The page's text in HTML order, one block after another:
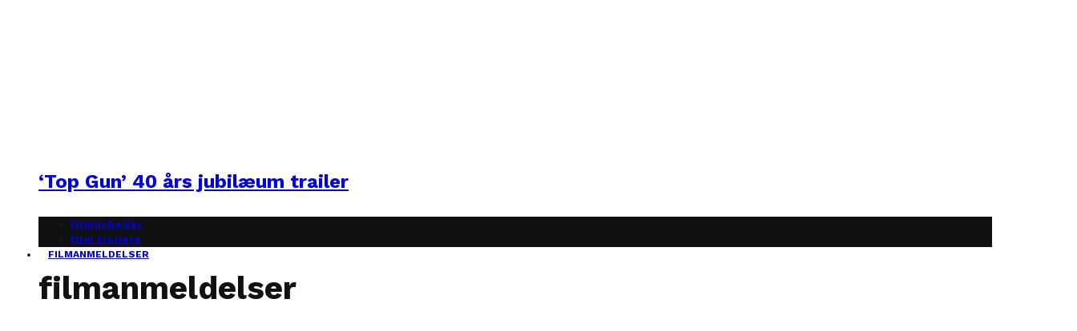
‘Top Gun’ 40 års jubilæum trailer
filmnyheder
film trailers
FILMANMELDELSER
filmanmeldelser